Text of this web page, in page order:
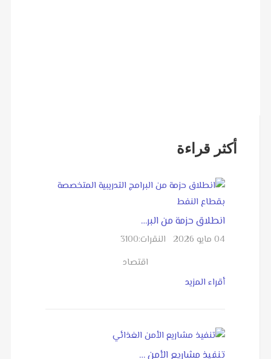
أكثر قراءة
انطلاق حزمة من البر…
04 مايو 2026 النقرات:3100
اقتصاد
أقراء المزيد
تنفيذ مشاريع الأمن …